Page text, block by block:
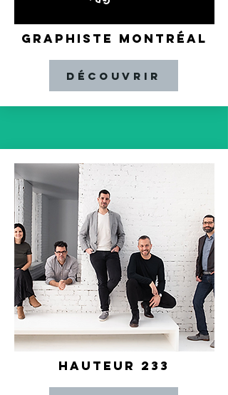
GRAPHISTE MONTRÉAL
Découvrir
HAUTEUR 233